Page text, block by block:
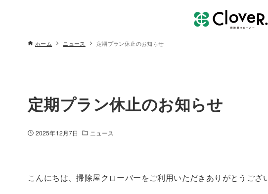
ホーム ニュース 定期プラン休止のお知らせ
定期プラン休止のお知らせ
2025年12月7日 ニュース
こんにちは、掃除屋クローバーをご利用いただきありがとうござ